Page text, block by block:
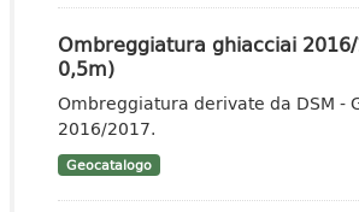
Ombreggiatura ghiacciai 2016/
0,5m)
Ombreggiatura derivate da DSM -
2016/2017.
Geocatalogo